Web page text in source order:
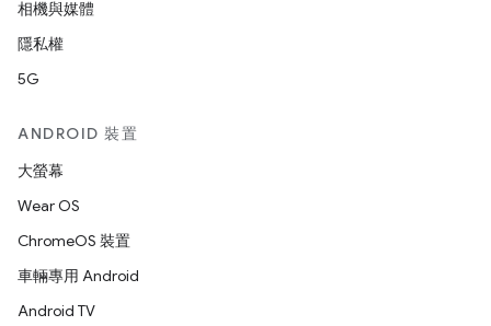
相機與媒體
隱私權
5G
ANDROID 裝置
大螢幕
Wear OS
ChromeOS 裝置
車輛專用 Android
Android TV